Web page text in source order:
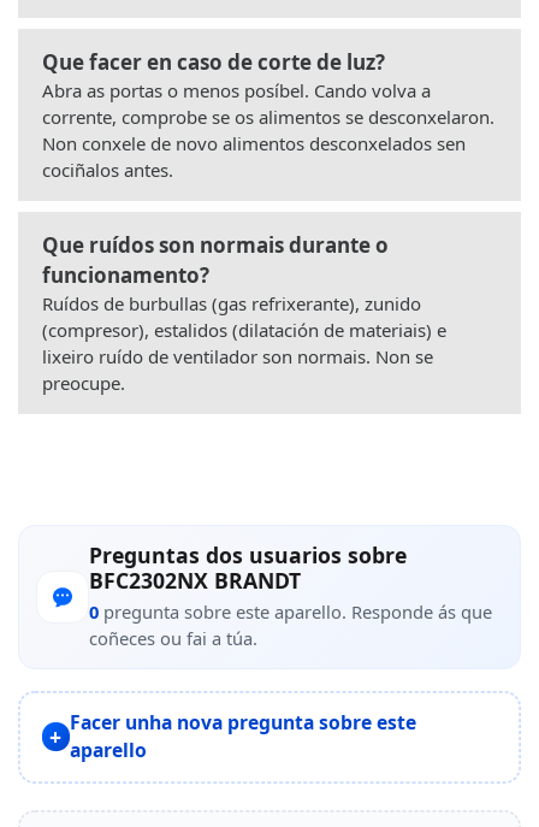
Que facer en caso de corte de luz?
Abra as portas o menos posíbel. Cando volva a
corrente, comprobe se os alimentos se desconxelaron.
Non conxele de novo alimentos desconxelados sen
cociñalos antes.
Que ruídos son normais durante o
funcionamento?
Ruídos de burbullas (gas refrixerante), zunido
(compresor), estalidos (dilatación de materiais) e
lixeiro ruído de ventilador son normais. Non se
preocupe.
Preguntas dos usuarios sobre
BFC2302NX BRANDT
0 pregunta sobre este aparello. Responde ás que
coñeces ou fai a túa.
Facer unha nova pregunta sobre este
aparello